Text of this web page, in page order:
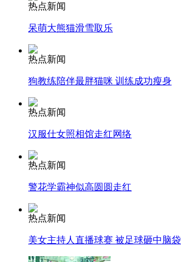
安徽一实载49人客车翻车
走！跟着总书记去植树
纽约上演“枕头大战”
热点新闻
呆萌大熊猫滑雪取乐
热点新闻
狗教练陪伴最胖猫咪 训练成功瘦身
热点新闻
汉服仕女照相馆走红网络
热点新闻
警花学霸神似高圆圆走红
热点新闻
美女主持人直播球赛 被足球砸中脑袋